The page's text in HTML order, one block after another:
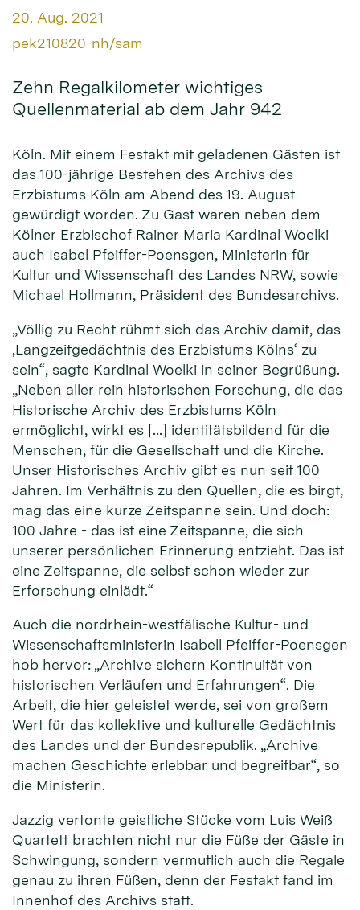
Datum:
20. Aug. 2021
Von:
pek210820-nh/sam
Zehn Regalkilometer wichtiges
Quellenmaterial ab dem Jahr 942
Köln. Mit einem Festakt mit geladenen Gästen ist
das 100-jährige Bestehen des Archivs des
Erzbistums Köln am Abend des 19. August
gewürdigt worden. Zu Gast waren neben dem
Kölner Erzbischof Rainer Maria Kardinal Woelki
auch Isabel Pfeiffer-Poensgen, Ministerin für
Kultur und Wissenschaft des Landes NRW, sowie
Michael Hollmann, Präsident des Bundesarchivs.
„Völlig zu Recht rühmt sich das Archiv damit, das
‚Langzeitgedächtnis des Erzbistums Kölns‘ zu
sein“, sagte Kardinal Woelki in seiner Begrüßung.
„Neben aller rein historischen Forschung, die das
Historische Archiv des Erzbistums Köln
ermöglicht, wirkt es […] identitätsbildend für die
Menschen, für die Gesellschaft und die Kirche.
Unser Historisches Archiv gibt es nun seit 100
Jahren. Im Verhältnis zu den Quellen, die es birgt,
mag das eine kurze Zeitspanne sein. Und doch:
100 Jahre - das ist eine Zeitspanne, die sich
unserer persönlichen Erinnerung entzieht. Das ist
eine Zeitspanne, die selbst schon wieder zur
Erforschung einlädt.“
Auch die nordrhein-westfälische Kultur- und
Wissenschaftsministerin Isabell Pfeiffer-Poensgen
hob hervor: „Archive sichern Kontinuität von
historischen Verläufen und Erfahrungen“. Die
Arbeit, die hier geleistet werde, sei von großem
Wert für das kollektive und kulturelle Gedächtnis
des Landes und der Bundesrepublik. „Archive
machen Geschichte erlebbar und begreifbar“, so
die Ministerin.
Jazzig vertonte geistliche Stücke vom Luis Weiß
Quartett brachten nicht nur die Füße der Gäste in
Schwingung, sondern vermutlich auch die Regale
genau zu ihren Füßen, denn der Festakt fand im
Innenhof des Archivs statt.